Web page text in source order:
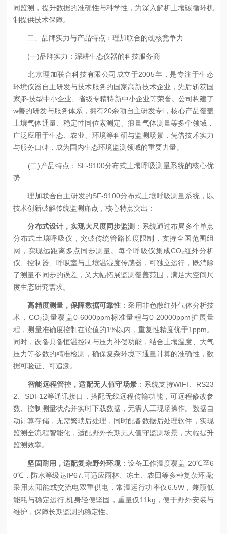
同监测，提升数据的准确性与科学性，为深入解析土壤碳循环机
制提供技术保障。
二、品牌实力与产品特点：理加联合的硬核竞争力
(一)品牌实力：深耕生态仪器的科技服务商
北京理加联合科技有限公司成立于2005年，是专注于生态
环境仪器自主研发与技术服务的国家高新技术企业，先后斩获国
家j科技型中小企业、省级专精特新中小企业等荣誉。公司构建了
w善的研发与服务体系，拥有20余项自主研发专l，核心产品覆盖
土壤气体通量、稳定性同位素测定、痕量气体测量等多个领域，
广泛应用于生态、农业、环境等科研与监测场景，凭借技术实力
与服务口碑，成为国内生态环境监测领域的重要力量。
(二)产品特点：SF-9100分布式土壤呼吸测量系统的核心优
势
理加联合自主研发的SF-9100分布式土壤呼吸测量系统，以
技术创新破解传统监测痛点，核心特点突出：
分布式设计，实现大尺度同步监测 ：系统通过布局多个单点
分布式土壤呼吸仪，突破传统管路长度限制，支持全国范围组
网，实现远距离多点同步测量。每个呼吸仪集成CO₂红外分析
仪、控制器、呼吸室与土壤温湿度传感器，可独立运行，既消除
了测量不同步的误差，又大幅拓展监测覆盖范围，满足大空间尺
度生态研究需求。
高精度测量，保障数据可靠性 ：采用非色散红外气体分析技
术，CO₂测量覆盖0-6000ppm标准量程与0-20000ppm扩展量
程，测量准确度控制在读值的1%以内，重复性精度优于1ppm。
同时，设备具备恒温控制与压力补偿功能，结合土壤温度、大气
压力等参数的精准检测，确保复杂环境下通量计算的准确性，数
据可验证、可追溯。
智能远程管控，适配无人值守场景 ：系统支持WIFI、RS23
2、SDI-12等通讯接口，搭配无线远程传输功能，可远程修改参
数、控制测量状态并实时下载数据，无需人工现场操作。数据自
动计算存储，无需繁琐后处理，同时配备数据后处理软件，实现
监测全流程智能化，适配野外长期无人值守监测场景，大幅提升
监测效率。
坚固耐用，适配复杂野外环境 ：设备工作温度覆盖-20℃至6
0℃，防水等级达IP67.可适应雨林、冻土、农田等多种复杂环境;
采用太阳能或交流电双重供电，常温运行功率仅6.5W，兼顾低
能耗与稳定运行;机身轻便坚固，重量仅11kg，便于野外安装与
维护，保障长期监测的稳定性。